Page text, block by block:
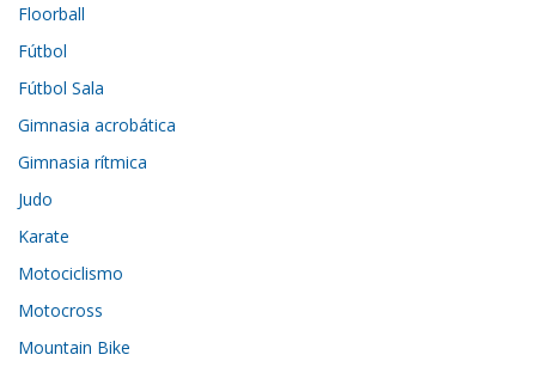
Floorball
Fútbol
Fútbol Sala
Gimnasia acrobática
Gimnasia rítmica
Judo
Karate
Motociclismo
Motocross
Mountain Bike